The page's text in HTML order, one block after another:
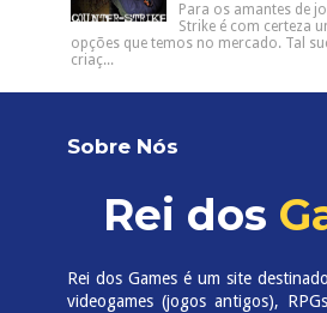
Para os amantes de
Strike é com certeza
opções que temos no mercado. Tal
criaç...
Sobre Nós
Rei dos
Rei dos Games é um site
videogames (jogos antigos),